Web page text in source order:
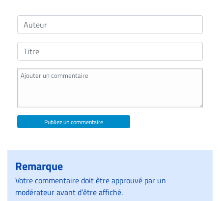
Publiez un commentaire
Remarque
Votre commentaire doit être approuvé par un
modérateur avant d’être affiché.